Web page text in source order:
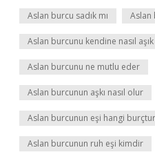
Aslan burcu sadık mı Aslan
Aslan burcunu kendine nasıl
Aslan burcunu ne mutlu eder
Aslan burcunun aşkı nasıl olur
Aslan burcunun eşi hangi burçtur
Aslan burcunun ruh eşi kimdir